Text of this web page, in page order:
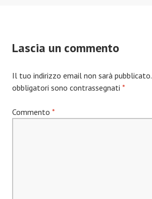
Lascia un commento
Il tuo indirizzo email non sarà pubblicato.
obbligatori sono contrassegnati *
Commento *